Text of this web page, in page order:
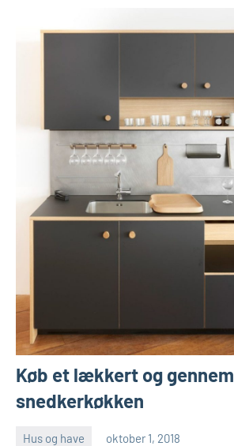
Køb et lækkert og
snedkerkøkken
Hus og have oktober 1, 2018